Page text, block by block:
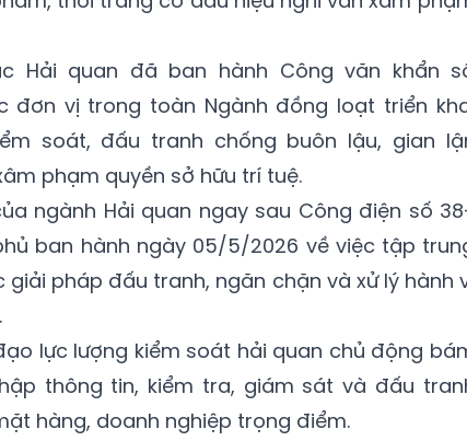
Hải quan đã ban hành Công văn khẩn
đơn vị trong toàn Ngành đồng loạt triển
soát, đấu tranh chống buôn lậu, gian
phạm quyền sở hữu trí tuệ.
ngành Hải quan ngay sau Công điện số
ban hành ngày 05/5/2026 về việc tập
pháp đấu tranh, ngăn chặn và xử lý hành
lực lượng kiểm soát hải quan chủ động
thông tin, kiểm tra, giám sát và đấu
hàng, doanh nghiệp trọng điểm.